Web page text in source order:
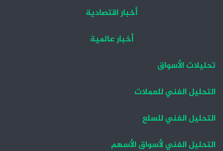
أخبار اقتصادية
أخبار عالمية
تحليلات الأسواق
التحليل الفني للعملات
التحليل الفني للسلع
التحليل الفني لأسواق الأسهم